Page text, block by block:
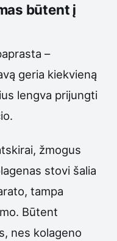
būtent į
–
geria kiekvieną
lengva prijungti
žmogus
stovi šalia
tampa
Būtent
nes kolageno